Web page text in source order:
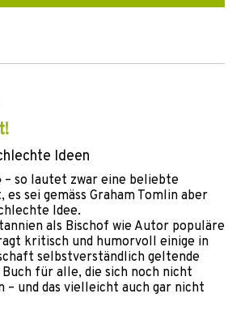
Ideen
– so lautet zwar eine beliebte
es sei gemäss Graham Tomlin aber
Idee.
als Bischof wie Autor populäre
kritisch und humorvoll einige in
selbstverständlich geltende
für alle, die sich noch nicht
– und das vielleicht auch gar nicht